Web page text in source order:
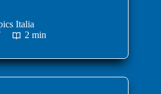
Italia
2 min